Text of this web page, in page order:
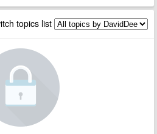
topics list